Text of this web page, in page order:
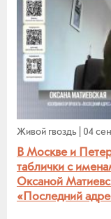
Живой гвоздь 04
В Москве и
таблички с
Оксаной
«Последний